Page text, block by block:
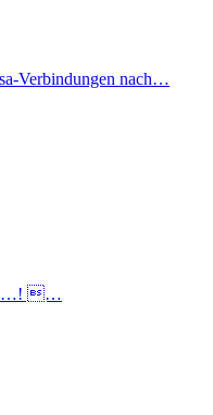
Verbindungen nach…
…